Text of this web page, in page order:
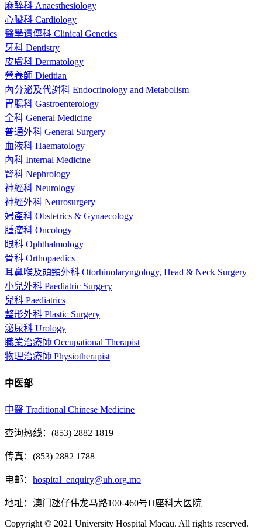
麻醉科 Anaesthesiology
心臟科 Cardiology
醫學遺傳科 Clinical Genetics
牙科 Dentistry
皮膚科 Dermatology
營養師 Dietitian
內分泌及代謝科 Endocrinology and Metabolism
胃腸科 Gastroenterology
全科 General Medicine
普通外科 General Surgery
血液科 Haematology
內科 Internal Medicine
腎科 Nephrology
神經科 Neurology
神經外科 Neurosurgery
婦產科 Obstetrics & Gynaecology
腫瘤科 Oncology
眼科 Ophthalmology
骨科 Orthopaedics
耳鼻喉及頭頸外科 Otorhinolaryngology, Head & Neck Surgery
小兒外科 Paediatric Surgery
兒科 Paediatrics
整形外科 Plastic Surgery
泌尿科 Urology
職業治療師 Occupational Therapist
物理治療師 Physiotherapist
中医部
中醫 Traditional Chinese Medicine
查询热线：(853) 2882 1819
传真：(853) 2882 1788
电邮： hospital_enquiry@uh.org.mo
地址：澳门氹仔伟龙马路100-460号H座科大医院
Copyright © 2021 University Hospital Macau. All rights reserved.